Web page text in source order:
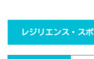
レジリエンス・ス